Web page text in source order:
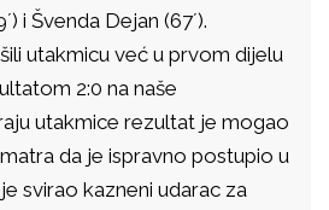
i Švenda Dejan (67´).
utakmicu već u prvom dijelu
2:0 na naše
utakmice rezultat je mogao
da je ispravno postupio u
svirao kazneni udarac za